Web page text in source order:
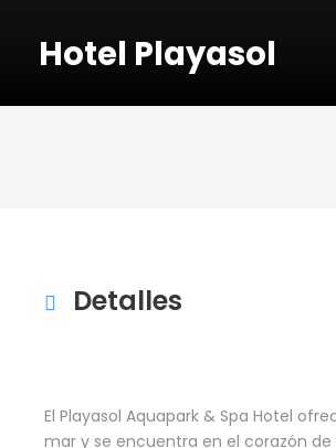
Hotel Playasol
Detalles
El Playasol Aquapark & Spa Hotel
mar y se encuentra en el corazón de